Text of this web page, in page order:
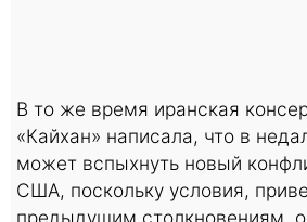
В то же время иранская
«Кайхан» написала, что в
может вспыхнуть новый
США, поскольку условия,
предыдущим столкновениям,